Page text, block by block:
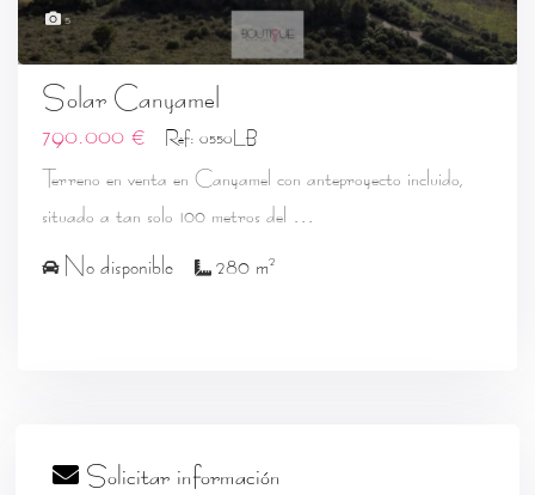
5
Solar Canyamel
790.000 € Ref: 0550LB
Terreno en venta en Canyamel con anteproyecto incluido,
situado a tan solo 100 metros del ...
No disponible 280 m2
Solicitar información